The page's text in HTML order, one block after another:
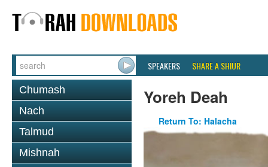
SPEAKERS SHARE A SHIUR
Chumash
Nach
Talmud
Mishnah
Yoreh Deah
Return To: Halacha